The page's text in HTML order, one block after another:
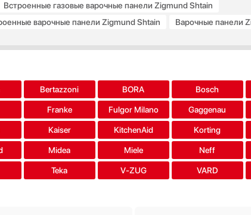
Встроенные газовые варочные панели Zigmund Shtain
варочные панели Zigmund Shtain
Варочные панели
Bertazzoni BORA Bosch
Franke Fulgor Milano Gaggenau
Kaiser KitchenAid Korting
Midea Miele Neff
Teka V-ZUG VARD